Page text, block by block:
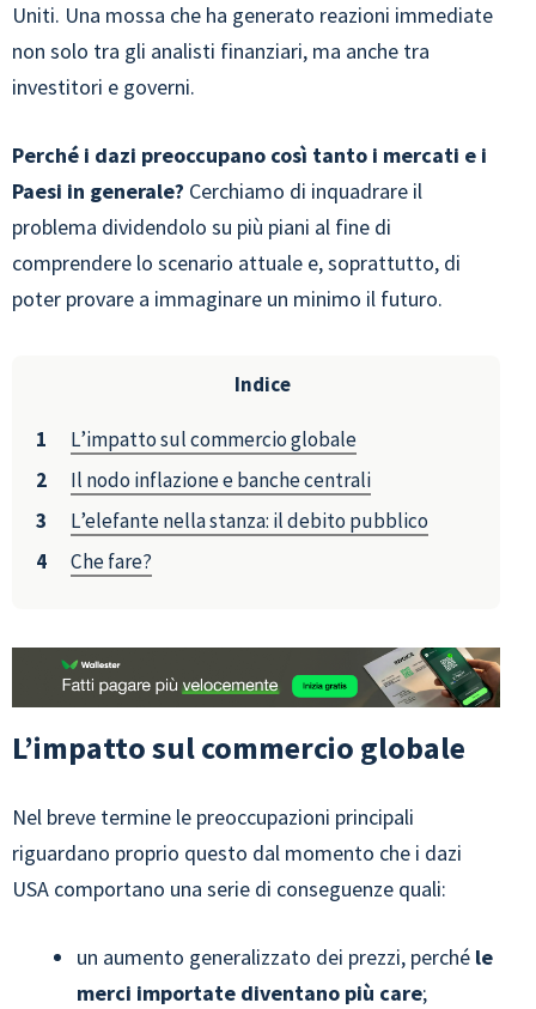
Uniti. Una mossa che ha generato reazioni immediate
non solo tra gli analisti finanziari, ma anche tra
investitori e governi.
Perché i dazi preoccupano così tanto i mercati e i
Paesi in generale? Cerchiamo di inquadrare il
problema dividendolo su più piani al fine di
comprendere lo scenario attuale e, soprattutto, di
poter provare a immaginare un minimo il futuro.
Indice
L’impatto sul commercio globale
Il nodo inflazione e banche centrali
L’elefante nella stanza: il debito pubblico
Che fare?
L’impatto sul commercio globale
Nel breve termine le preoccupazioni principali
riguardano proprio questo dal momento che i dazi
USA comportano una serie di conseguenze quali:
un aumento generalizzato dei prezzi, perché le
merci importate diventano più care;